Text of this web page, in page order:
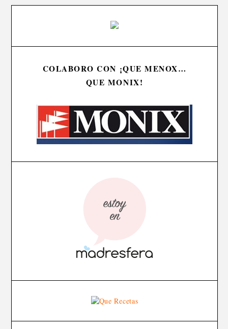
COLABORO CON ¡QUE MENOX…
QUE MONIX!